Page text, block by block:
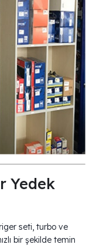
Yedek
seti, turbo ve
bir şekilde temin